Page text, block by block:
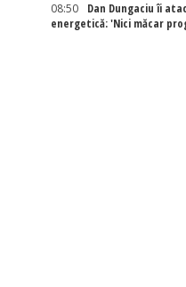
08:50
Dan Dungaciu îi
energetică: 'Nici măcar